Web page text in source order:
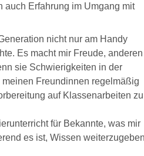
auch Erfahrung im Umgang mit
nicht nur am Handy
Es macht mir Freude, anderen
sie Schwierigkeiten in der
Freundinnen regelmäßig
auf Klassenarbeiten zu
für Bekannte, was mir
es ist, Wissen weiterzugeben